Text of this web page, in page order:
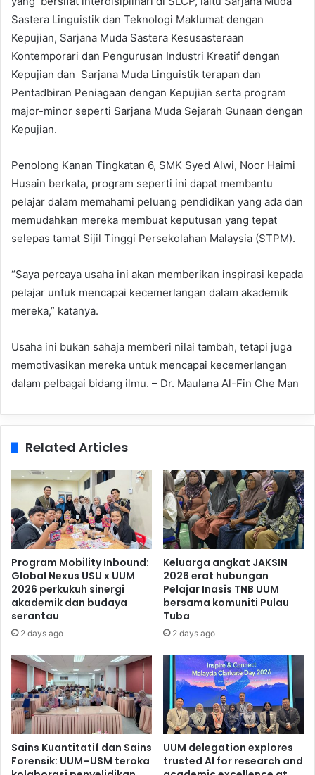
Sastera Linguistik dan Teknologi Maklumat dengan
Kepujian, Sarjana Muda Sastera Kesusasteraan
Kontemporari dan Pengurusan Industri Kreatif dengan
Kepujian dan Sarjana Muda Linguistik terapan dan
Pentadbiran Peniagaan dengan Kepujian serta program
major-minor seperti Sarjana Muda Sejarah Gunaan dengan
Kepujian.
Penolong Kanan Tingkatan 6, SMK Syed Alwi, Noor Haimi
Husain berkata, program seperti ini dapat membantu
pelajar dalam memahami peluang pendidikan yang ada dan
memudahkan mereka membuat keputusan yang tepat
selepas tamat Sijil Tinggi Persekolahan Malaysia (STPM).
“Saya percaya usaha ini akan memberikan inspirasi kepada
pelajar untuk mencapai kecemerlangan dalam akademik
mereka,” katanya.
Usaha ini bukan sahaja memberi nilai tambah, tetapi juga
memotivasikan mereka untuk mencapai kecemerlangan
dalam pelbagai bidang ilmu. – Dr. Maulana Al-Fin Che Man
Related Articles
Program Mobility Inbound:
Global Nexus USU x UUM
2026 perkukuh sinergi
akademik dan budaya
serantau
2 days ago
Keluarga angkat JAKSIN
2026 erat hubungan
Pelajar Inasis TNB UUM
bersama komuniti Pulau
Tuba
2 days ago
Sains Kuantitatif dan Sains
Forensik: UUM–USM teroka
UUM delegation explores
trusted AI for research and